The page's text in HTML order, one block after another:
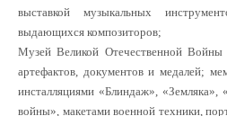
выставкой музыкальных
выдающихся композиторов;
Музей Великой Отечественной Войны
артефактов, документов и медалей;
инсталляциями «Блиндаж», «Земляка»,
войны», макетами военной техники,